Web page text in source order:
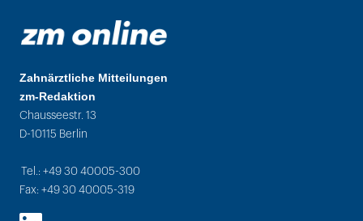
Zahnärztliche Mitteilungen
zm-Redaktion
Chausseestr. 13
D-10115 Berlin
Tel.: +49 30 40005-300
Fax: +49 30 40005-319